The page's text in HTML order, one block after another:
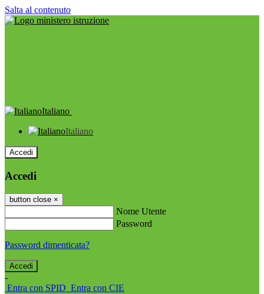
Salta al contenuto
Italiano
Italiano
Accedi
Accedi
button close ×
Nome Utente
Password
Password dimenticata?
-
Entra con SPID Entra con CIE